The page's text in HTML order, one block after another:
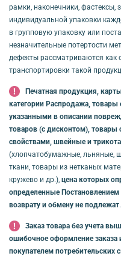
рамки, наконечники, фастексы,
индивидуальной упаковки
в групповую упаковку или
незначительные потертости
дефекты рассматриваются как
транспортировки такой
Печатная продукция,
категории Распродажа,
указанными в описании
товаров (с дисконтом),
свойствами, швейные и
(хлопчатобумажные, льняные,
ткани, товары из нетканых
кружево и др.), цена которых
определенные Постановлением
возврату и обмену не подлежат.
Заказ товара без учета
ошибочное оформление заказа
покупателем потребительских